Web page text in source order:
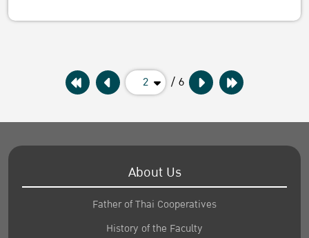
2 / 6
About Us
Father of Thai Cooperatives
History of the Faculty